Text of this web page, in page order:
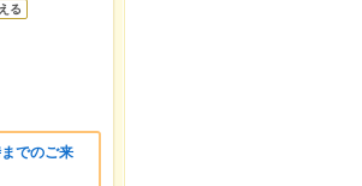
る
でのご来